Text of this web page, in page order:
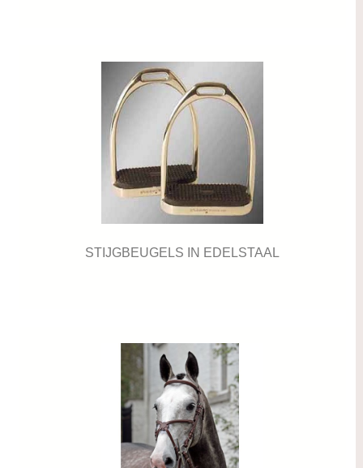
STIJGBEUGELS IN EDELSTAAL